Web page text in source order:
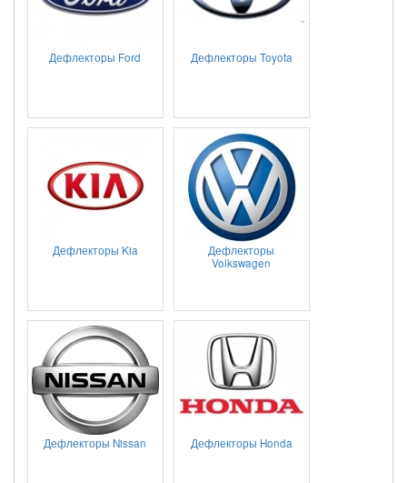
Дефлекторы Ford Дефлекторы Toyota
Дефлекторы Kia
Дефлекторы
Volkswagen
Дефлекторы Nissan Дефлекторы Honda